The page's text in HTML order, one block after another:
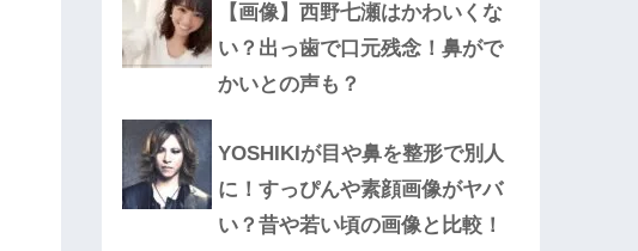
【画像】西野七瀬はかわいくな
い？出っ歯で口元残念！鼻がで
かいとの声も？
YOSHIKIが目や鼻を整形で別人
に！すっぴんや素顔画像がヤバ
い？昔や若い頃の画像と比較！